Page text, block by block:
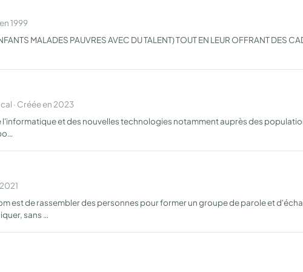
1999
MALADES PAUVRES AVEC DU TALENT) TOUT EN LEUR OFFRANT DES
· Créée en 2023
et des nouvelles technologies notamment auprès des
est de rassembler des personnes pour former un groupe de parole et
sans …